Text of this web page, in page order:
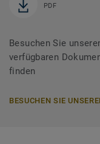
PDF
Besuchen Sie
verfügbaren
finden
BESUCHEN SIE